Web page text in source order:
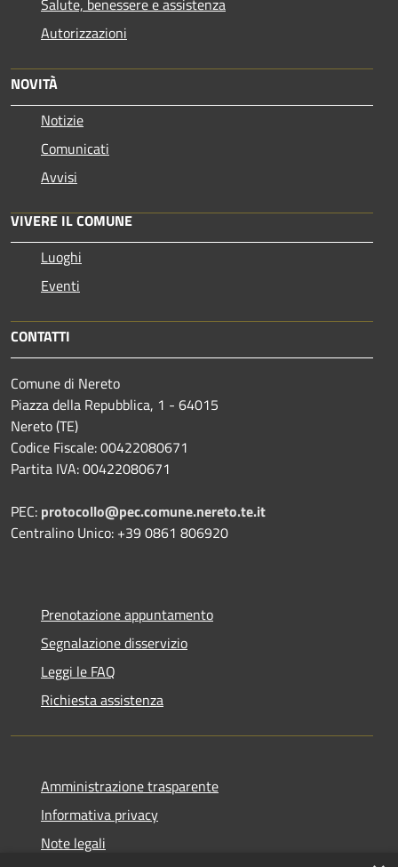
Autorizzazioni
NOVITÀ
Notizie
Comunicati
Avvisi
VIVERE IL COMUNE
Luoghi
Eventi
CONTATTI
Comune di Nereto
Piazza della Repubblica, 1 - 64015
Nereto (TE)
Codice Fiscale: 00422080671
Partita IVA: 00422080671
PEC: protocollo@pec.comune.nereto.te.it
Centralino Unico: +39 0861 806920
Prenotazione appuntamento
Segnalazione disservizio
Leggi le FAQ
Richiesta assistenza
Amministrazione trasparente
Informativa privacy
Note legali